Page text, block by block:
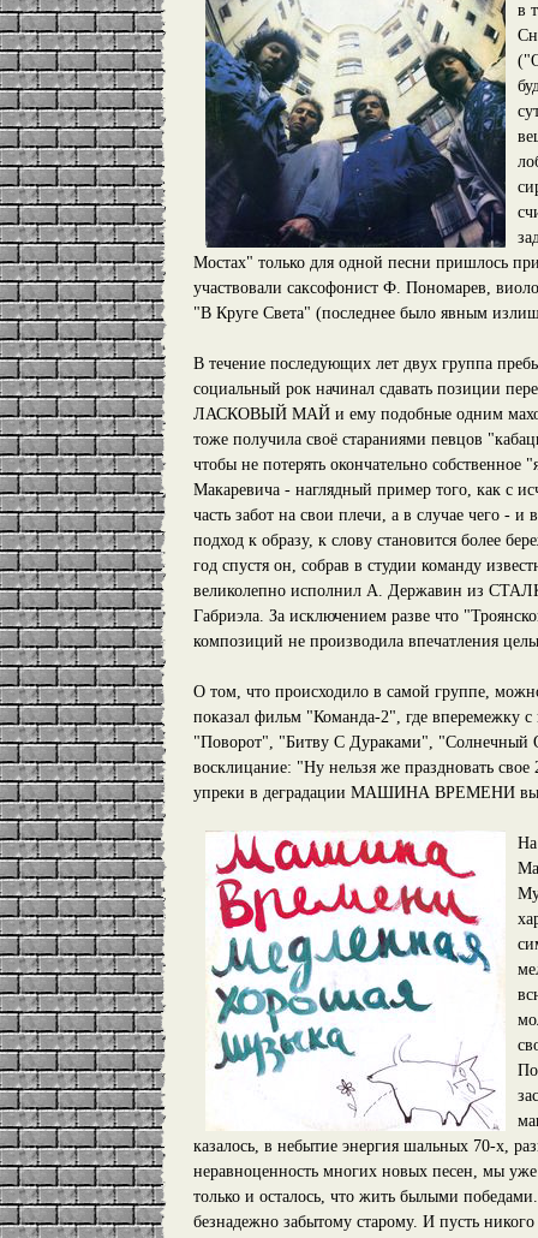
в
Мостах" только для одной песни пришлось
участвовали саксофонист Ф. Пономарев,
"В Круге Света" (последнее было явным
В течение последующих лет двух группа
социальный рок начинал сдавать позиции
ЛАСКОВЫЙ МАЙ и ему подобные одним махом
тоже получила своё стараниями певцов
чтобы не потерять окончательно
Макаревича - наглядный пример того, как с
часть забот на свои плечи, а в случае чего - и
подход к образу, к слову становится более
год спустя он, собрав в студии команду
великолепно исполнил А. Державин из
Габриэла. За исключением разве что
композиций не производила впечатления
О том, что происходило в самой группе,
показал фильм "Команда-2", где вперемежку
"Поворот", "Битву С Дураками", "Солнечный
восклицание: "Ну нельзя же праздновать
упреки в деградации МАШИНА ВРЕМЕНИ
На
казалось, в небытие энергия шальных 70-х,
неравноценность многих новых песен, мы
только и осталось, что жить былыми
безнадежно забытому старому. И пусть